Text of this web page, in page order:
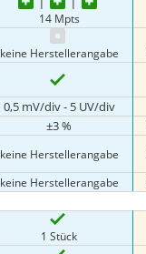
14 Mpts
keine Herstellerangabe
0,5 mV/div - 5 UV/div
±3 %
keine Herstellerangabe
keine Herstellerangabe
1 Stück